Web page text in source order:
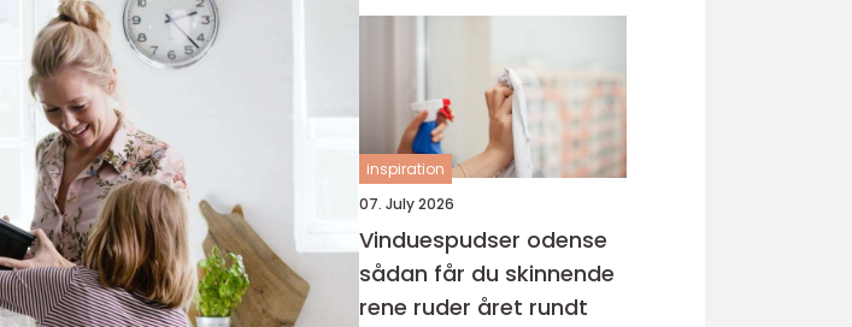
inspiration
07. July 2026
Vinduespudser odense
sådan får du skinnende
rene ruder året rundt